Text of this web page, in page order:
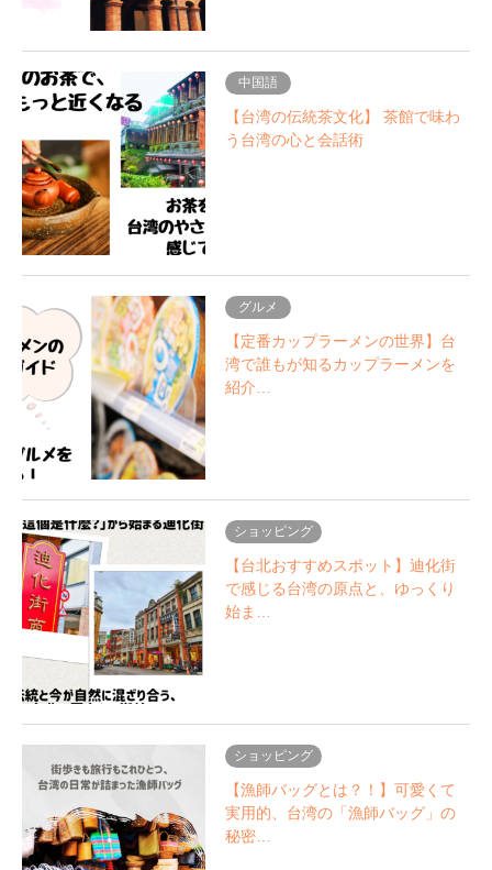
中国語
【台湾の伝統茶文化】 茶館で味わ
う台湾の心と会話術
グルメ
【定番カップラーメンの世界】台
湾で誰もが知るカップラーメンを
紹介…
ショッピング
【台北おすすめスポット】迪化街
で感じる台湾の原点と、ゆっくり
始ま…
ショッピング
【漁師バッグとは？！】可愛くて
実用的、台湾の「漁師バッグ」の
秘密…